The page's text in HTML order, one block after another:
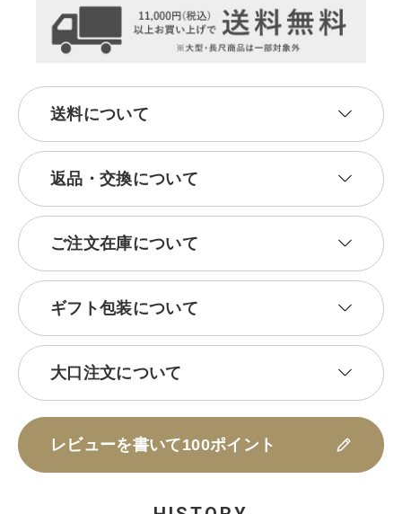
送料について
返品・交換について
ご注文在庫について
ギフト包装について
大口注文について
レビューを書いて100ポイント